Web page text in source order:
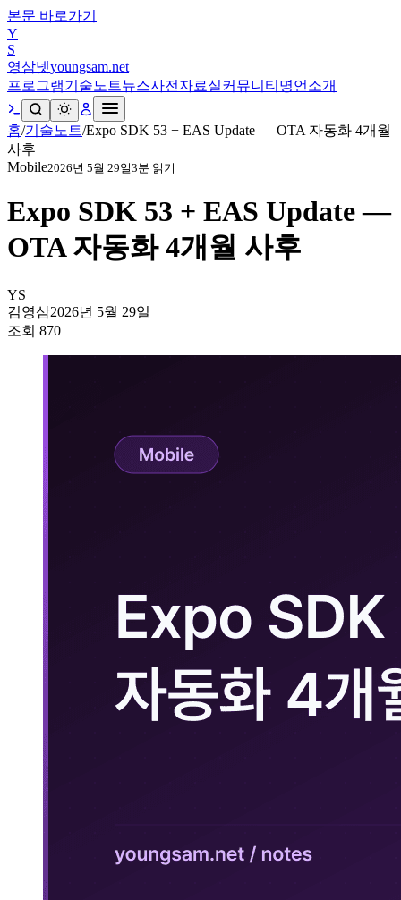
본문 바로가기
Y
S
영삼넷youngsam.net
프로그램기술노트뉴스사전 자료실커뮤니티 명언 소개
홈/기술노트/Expo SDK 53 + EAS Update — OTA 자동화 4개월
사후
Mobile2026년 5월 29일3분 읽기
Expo SDK 53 + EAS Update —
OTA 자동화 4개월 사후
YS
김영삼2026년 5월 29일
조회 870